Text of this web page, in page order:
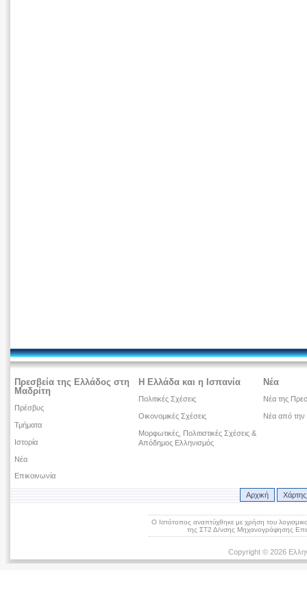
Πρεσβεία της Ελλάδος στη
Μαδρίτη
Πρέσβυς
Τμήματα
Ιστορία
Νέα
Επικοινωνία
Η Ελλάδα και η Ισπανία
Πολιτικές Σχέσεις
Οικονομικές Σχέσεις
Μορφωτικές, Πολιτιστικές Σχέσεις &
Απόδημος Ελληνισμός
Νέα
Νέα της
Νέα από την
Αρχική
Ο Ιστότοπος αναπτύχθηκε με χρήση του
της ΣΤ2 Δ/νσης Μηχανογράφησης
Copyright © 2026